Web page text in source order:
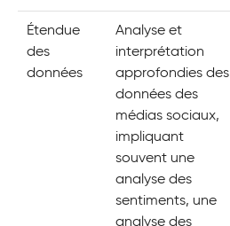
Étendue
des
données
Analyse et
interprétation
approfondies des
données des
médias sociaux,
impliquant
souvent une
analyse des
sentiments, une
analyse des